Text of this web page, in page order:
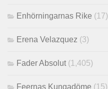
Enhörningarnas Rike (17)
Erena Velazquez (3)
Fader Absolut (1,405)
Feernas Kungadöme (15)